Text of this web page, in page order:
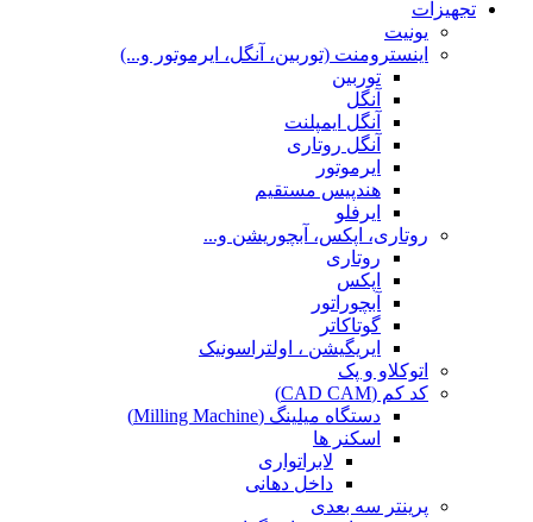
تجهیزات
یونیت
اینسترومنت (توربین، آنگل، ایرموتور و...)
توربین
آنگل
آنگل ایمپلنت
آنگل روتاری
ایرموتور
هندپیس مستقیم
ایرفلو
روتاری، اپکس، آبچوریشن و...
روتاری
اپکس
آبچوراتور
گوتاکاتر
ایریگیشن ، اولتراسونیک
اتوکلاو و پک
کد کم (CAD CAM)
دستگاه میلینگ (Milling Machine)
اسکنر ها
لابراتواری
داخل دهانی
پرینتر سه بعدی